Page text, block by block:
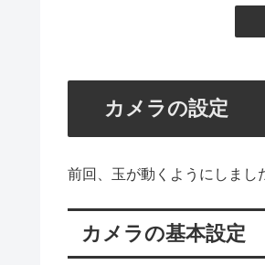
カメラの設定
前回、玉が動くようにしまし
カメラの基本設定